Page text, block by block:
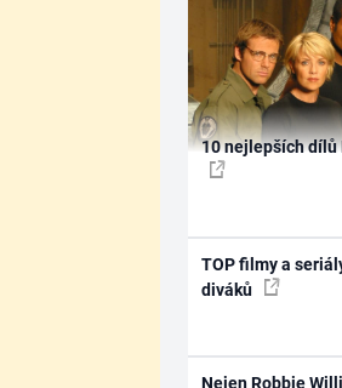
10 nejlepších dílů
TOP filmy a
diváků
Nejen Robbie